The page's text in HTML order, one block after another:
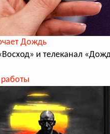
Дождь
и телеканал
работы